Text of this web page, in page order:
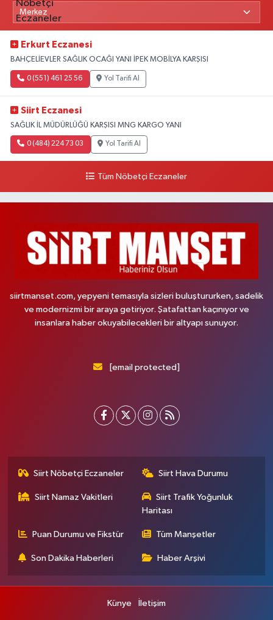
Erkurt Eczanesi
BAHÇELİEVLER SAĞLIK OCAĞI YANI İPEK MOBİLYA KARŞISI
0 (551) 461 25 56 Yol Tarifi Al
Siirt Eczanesi
SAĞLIK İL MÜDÜRLÜĞÜ KARŞISI MNG KARGO YANI
0 (484) 224 73 03 Yol Tarifi Al
Tüm Nöbetçi Eczaneler
siirtmanset.com, yepyeni temasıyla sizleri buluştururken, sadelik
ve modernizmi bir araya getiriyor. Şatafattan kaçınıyor ve
insanlara haber okuyabilecekleri bir altyapı sunuyor.
[email protected]
Siirt Nöbetçi Eczaneler Siirt Hava Durumu
Siirt Namaz Vakitleri
Siirt Trafik Yoğunluk
Haritası
Puan Durumu ve Fikstür Tüm Manşetler
Son Dakika Haberleri Haber Arşivi
Künye İletişim